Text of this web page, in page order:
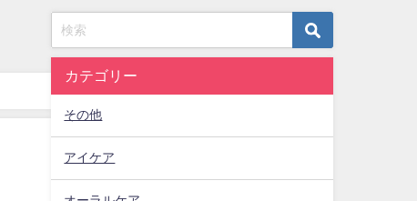
カテゴリー
その他
アイケア